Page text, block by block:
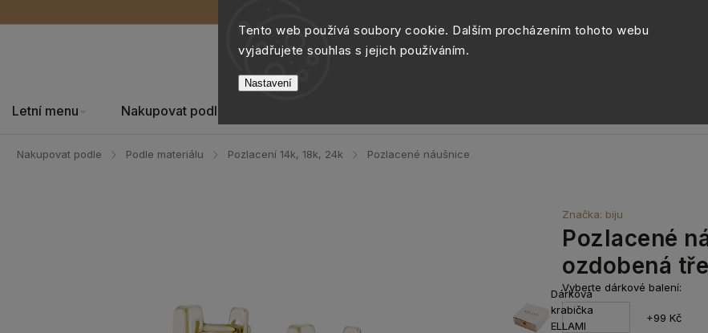
Tento web používá soubory cookie. Dalším procházením tohoto webu
vyjadřujete souhlas s jejich používáním.
Nastavení
Letní menu Nakupovat podle
Nakupovat podle / Podle materiálu / Pozlacení 14k, 18k, 24k / Pozlacené náušnice
Pozlacené
ozdobená
Značka: biju
Vyberte dárkové balení:
Dárková
krabička
ELLAMI
+99 Kč